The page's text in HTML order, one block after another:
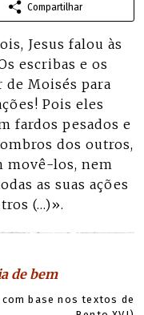
Compartilhar
Jesus falou às
escribas e os
Moisés para
Pois eles
fardos pesados e
dos outros,
movê-los, nem
as suas ações
(…)».
de bem
com base nos textos de